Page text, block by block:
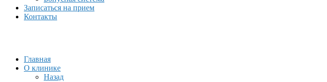
Записаться на прием
Контакты
Главная
О клинике
Назад